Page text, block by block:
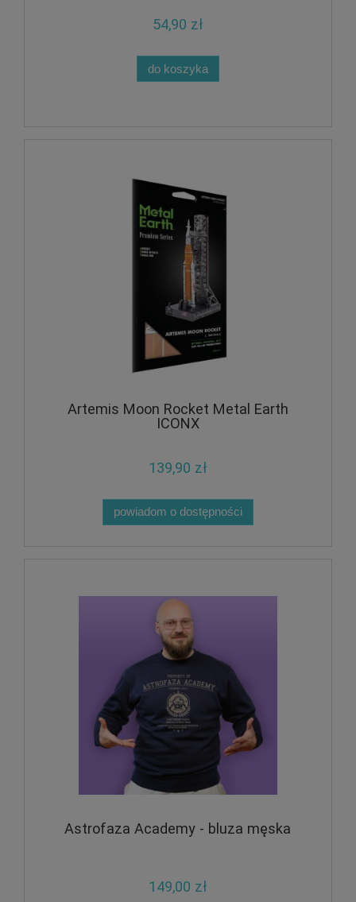
54,90 zł
do koszyka
Artemis Moon Rocket Metal Earth
ICONX
139,90 zł
powiadom o dostępności
Astrofaza Academy - bluza męska
149,00 zł